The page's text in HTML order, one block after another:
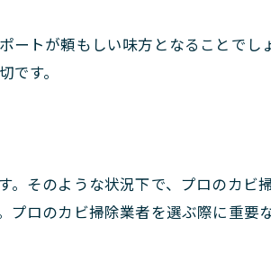
ートが頼もしい味方となることでし
す。
そのような状況下で、プロのカビ
ロのカビ掃除業者を選ぶ際に重要